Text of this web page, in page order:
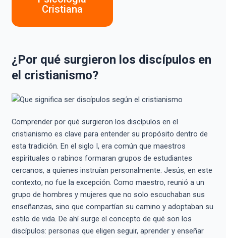
Cristiana
¿Por qué surgieron los discípulos en
el cristianismo?
Comprender por qué surgieron los discípulos en el
cristianismo es clave para entender su propósito dentro de
esta tradición. En el siglo I, era común que maestros
espirituales o rabinos formaran grupos de estudiantes
cercanos, a quienes instruían personalmente. Jesús, en este
contexto, no fue la excepción. Como maestro, reunió a un
grupo de hombres y mujeres que no solo escuchaban sus
enseñanzas, sino que compartían su camino y adoptaban su
estilo de vida. De ahí surge el concepto de qué son los
discípulos: personas que eligen seguir, aprender y enseñar